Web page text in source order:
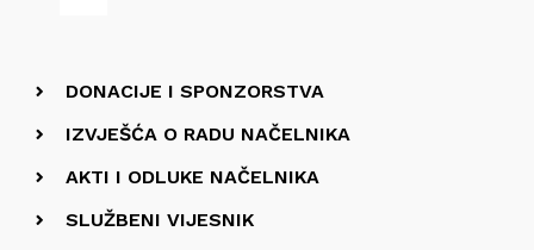
DONACIJE I SPONZORSTVA
IZVJEŠĆA O RADU NAČELNIKA
AKTI I ODLUKE NAČELNIKA
SLUŽBENI VIJESNIK